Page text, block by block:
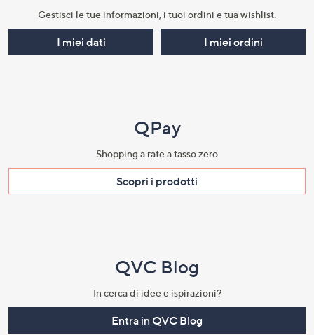
Gestisci le tue informazioni, i tuoi ordini e tua wishlist.​
I miei dati I miei ordini
QPay
Shopping a rate a tasso zero​
Scopri i prodotti​
QVC Blog
In cerca di idee e ispirazioni?
Entra in QVC Blog